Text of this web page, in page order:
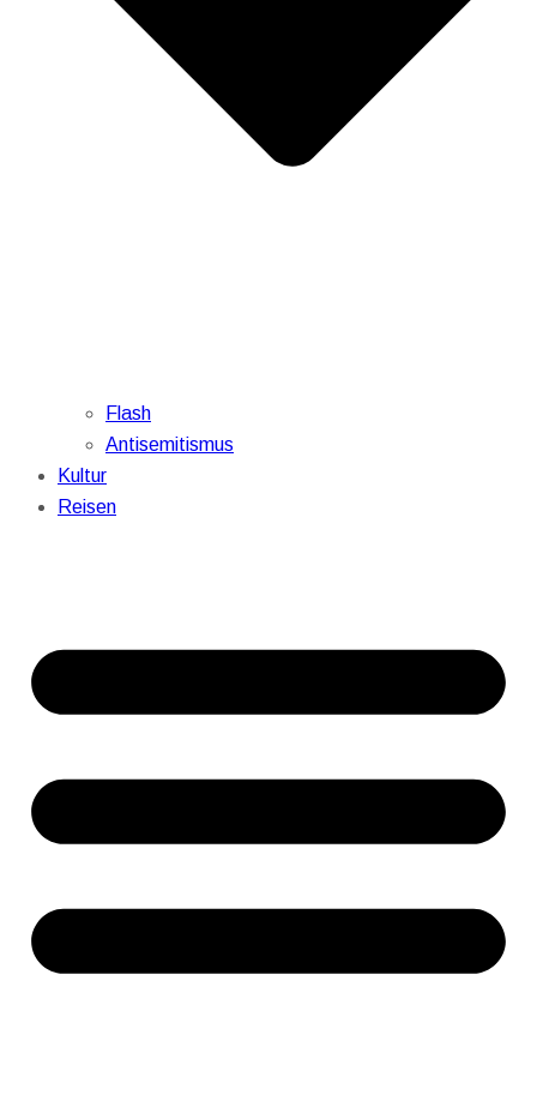
Flash
Antisemitismus
Kultur
Reisen